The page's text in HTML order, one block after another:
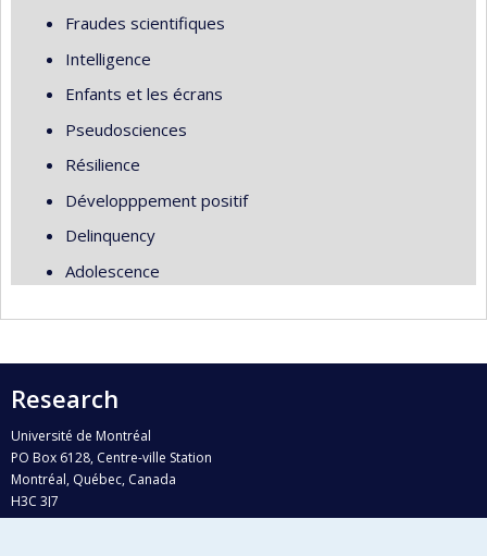
Fraudes scientifiques
Intelligence
Enfants et les écrans
Pseudosciences
Résilience
Développpement positif
Delinquency
Adolescence
Research
Université de Montréal
PO Box 6128, Centre-ville Station
Montréal, Québec, Canada
H3C 3J7